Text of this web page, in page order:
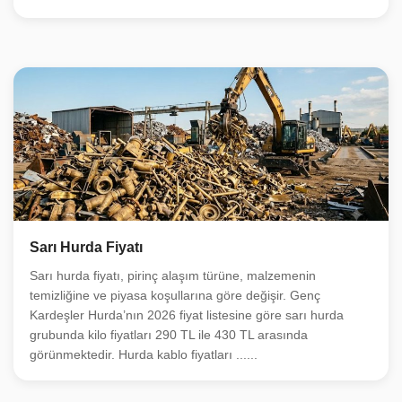
Sarı Hurda Fiyatı
Sarı hurda fiyatı, pirinç alaşım türüne, malzemenin
temizliğine ve piyasa koşullarına göre değişir. Genç
Kardeşler Hurda’nın 2026 fiyat listesine göre sarı hurda
grubunda kilo fiyatları 290 TL ile 430 TL arasında
görünmektedir. Hurda kablo fiyatları ......